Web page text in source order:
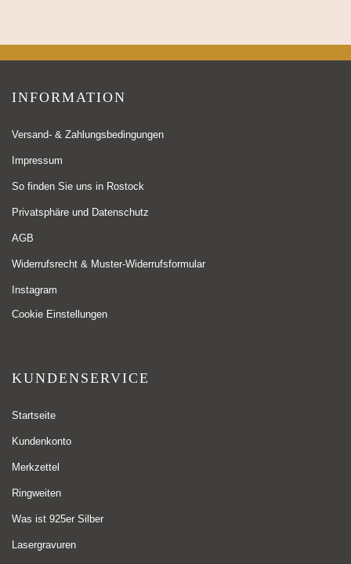
INFORMATION
Versand- & Zahlungsbedingungen
Impressum
So finden Sie uns in Rostock
Privatsphäre und Datenschutz
AGB
Widerrufsrecht & Muster-Widerrufsformular
Instagram
Cookie Einstellungen
KUNDENSERVICE
Startseite
Kundenkonto
Merkzettel
Ringweiten
Was ist 925er Silber
Lasergravuren